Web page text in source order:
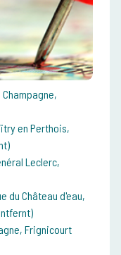
en Perthois,
Leclerc,
du Château d'eau,
Frignicourt